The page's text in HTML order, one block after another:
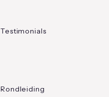
Testimonials
Rondleiding